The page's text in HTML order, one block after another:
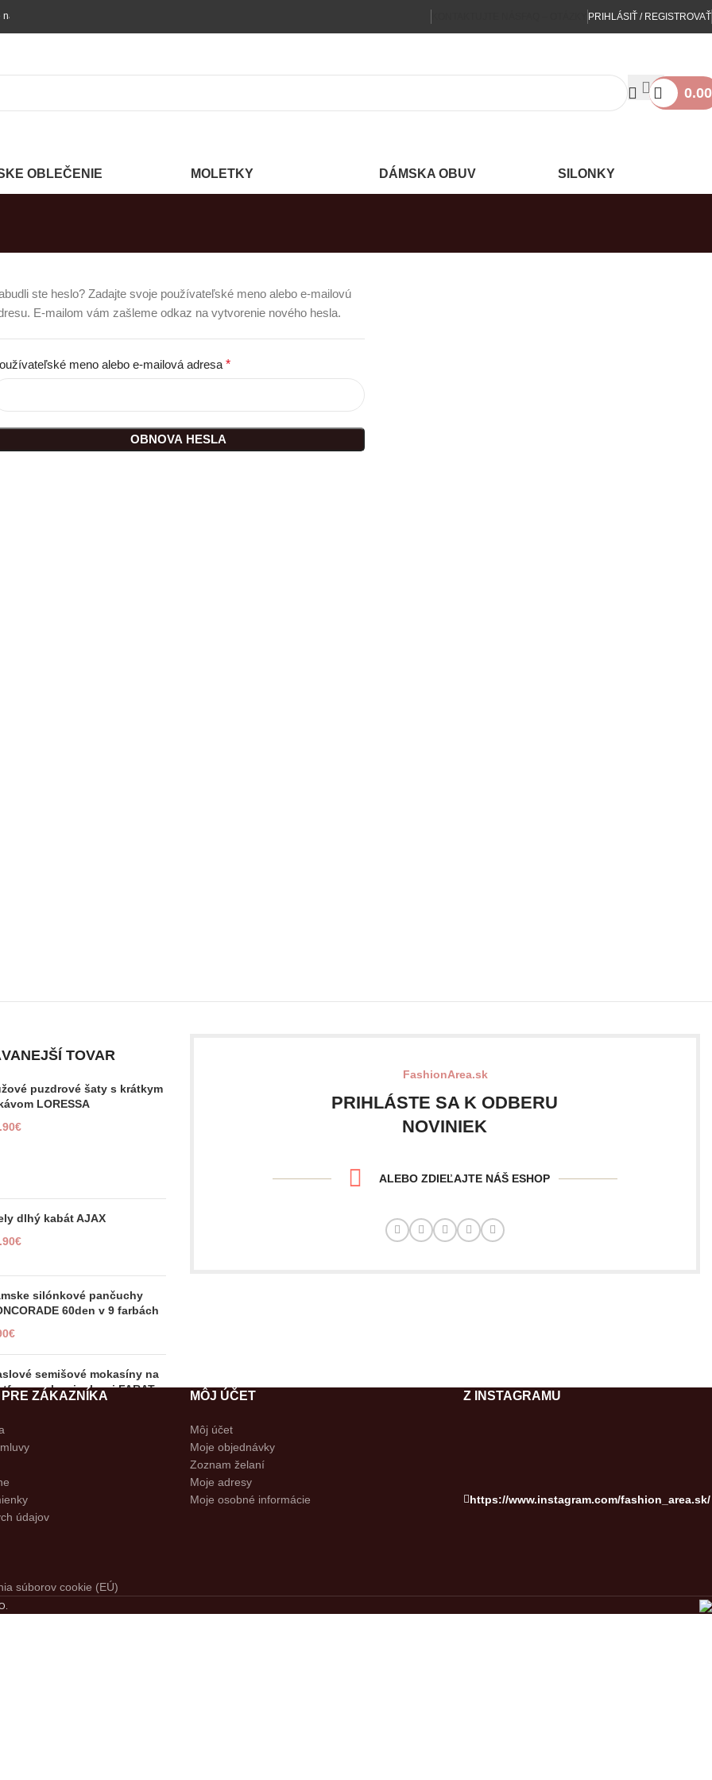
nad 60 €! PRIHLÁSIŤ / REGISTROVAŤ
0.00
OBLEČENIE MOLETKY DÁMSKA OBUV SILONKY
ste heslo? Zadajte svoje používateľské meno alebo e-mailovú
E-mailom vám zašleme odkaz na vytvorenie nového hesla.
meno alebo e-mailová adresa *
OBNOVA HESLA
TOVAR
puzdrové šaty s krátkym
LORESSA
€
dlhý kabát AJAX
€
silónkové pančuchy
60den v 9 farbách
€
semišové mokasíny na
s kamienkami FARAT
FashionArea.sk
PRIHLÁSTE SA K ODBERU
NOVINIEK
ALEBO ZDIEĽAJTE NÁŠ ESHOP
ZÁKAZNÍKA
údajov
súborov cookie (EÚ)
MÔJ ÚČET
Môj účet
Moje objednávky
Zoznam želaní
Moje adresy
Moje osobné informácie
Z INSTAGRAMU
https://www.instagram.com/fashion_area.sk/